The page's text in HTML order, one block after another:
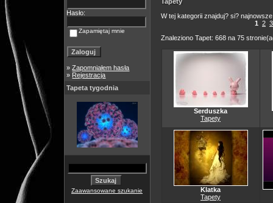
Hasło:
Zapamiętaj mnie
»Zapomniałem hasła
» Rejestracja
Tapeta tygodnia
Zaawansowane szukanie
W tej kategorii znajduj? si?
1 2 3
Znaleziono Tapet: 668 na 75
Serduszka
Tapety
Klatka
Tapety